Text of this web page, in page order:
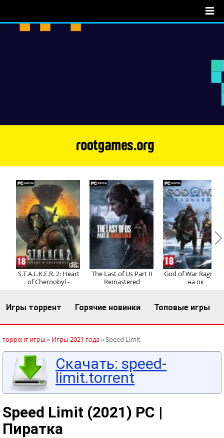
Регистрация Вход
S.T.A.L.K.E.R. 2: Heart
of Chernobyl -
The Last of Us Part II
Remastered
God of War
на пк
Игры торрент Горячие новинки Топовые игры
торрент игры » Игры 2021 года» Speed Limit
Скачать: speed-
limit.torrent
Speed Limit (2021) PC |
Пиратка